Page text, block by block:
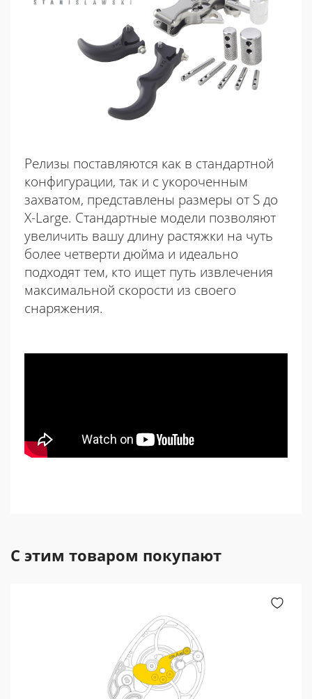
Релизы поставляются как в стандартной
конфигурации, так и с укороченным
захватом, представлены размеры от S до
X-Large. Стандартные модели позволяют
увеличить вашу длину растяжки на чуть
более четверти дюйма и идеально
подходят тем, кто ищет путь извлечения
максимальной скорости из своего
снаряжения.
С этим товаром покупают